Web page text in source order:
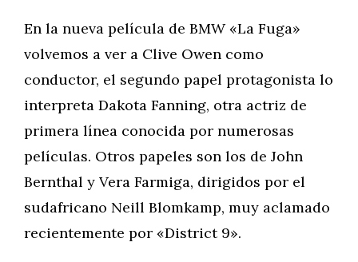
En la nueva película de BMW «La Fuga»
volvemos a ver a Clive Owen como
conductor, el segundo papel protagonista lo
interpreta Dakota Fanning, otra actriz de
primera línea conocida por numerosas
películas. Otros papeles son los de John
Bernthal y Vera Farmiga, dirigidos por el
sudafricano Neill Blomkamp, muy aclamado
recientemente por «District 9».